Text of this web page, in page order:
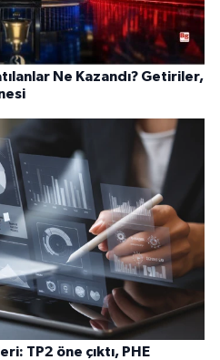
Ne Kazandı? Getiriler,
TP2 öne çıktı, PHE